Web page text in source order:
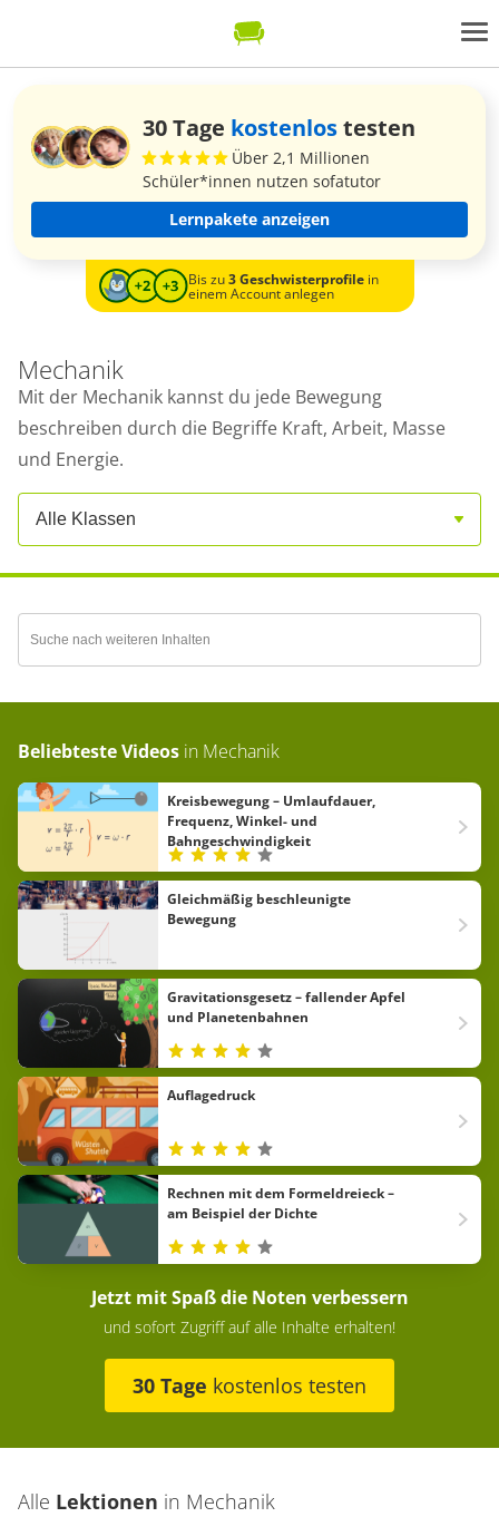
30 Tage kostenlostesten
Über 2,1 Millionen
Schüler*innen nutzen sofatutor
Lernpakete anzeigen
Bis zu3 Geschwisterprofilein
einem Account anlegen
Mechanik
Mit der Mechanik kannst du jede Bewegung
beschreiben durch die Begriffe Kraft, Arbeit, Masse
und Energie.
Alle Klassen
Beliebteste Videos in Mechanik
Kreisbewegung – Umlaufdauer,
Frequenz, Winkel- und
Bahngeschwindigkeit
Gleichmäßig beschleunigte
Bewegung
Gravitationsgesetz – fallender Apfel
und Planetenbahnen
Auflagedruck
Rechnen mit dem Formeldreieck –
am Beispiel der Dichte
Jetzt mit Spaß die Noten verbessern
und sofort Zugriff auf alle Inhalte erhalten!
30 Tage kostenlos testen
Alle Lektionen in Mechanik